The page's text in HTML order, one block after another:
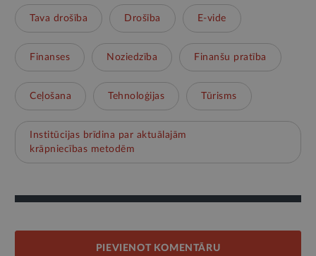
Tava drošība Drošība E-vide
Finanses Noziedzība Finanšu pratība
Ceļošana Tehnoloģijas Tūrisms
Institūcijas brīdina par aktuālajām
krāpniecības metodēm
PIEVIENOT KOMENTĀRU